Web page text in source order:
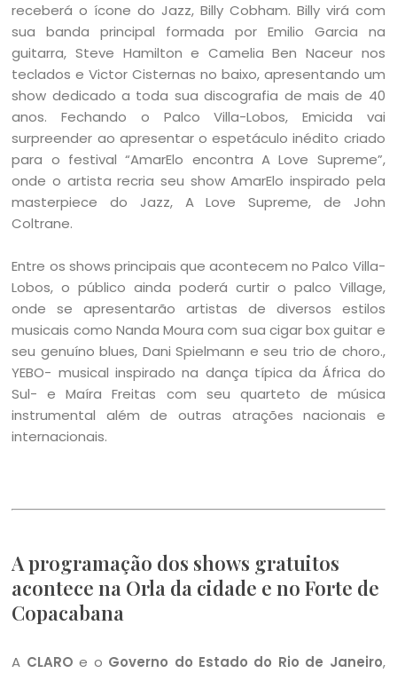
receberá o ícone do Jazz, Billy Cobham. Billy virá com
sua banda principal formada por Emilio Garcia na
guitarra, Steve Hamilton e Camelia Ben Naceur nos
teclados e Victor Cisternas no baixo, apresentando um
show dedicado a toda sua discografia de mais de 40
anos. Fechando o Palco Villa-Lobos, Emicida vai
surpreender ao apresentar o espetáculo inédito criado
para o festival “AmarElo encontra A Love Supreme”,
onde o artista recria seu show AmarElo inspirado pela
masterpiece do Jazz, A Love Supreme, de John
Coltrane.
Entre os shows principais que acontecem no Palco Villa-
Lobos, o público ainda poderá curtir o palco Village,
onde se apresentarão artistas de diversos estilos
musicais como Nanda Moura com sua cigar box guitar e
seu genuíno blues, Dani Spielmann e seu trio de choro.,
YEBO- musical inspirado na dança típica da África do
Sul- e Maíra Freitas com seu quarteto de música
instrumental além de outras atrações nacionais e
internacionais.
A programação dos shows gratuitos
acontece na Orla da cidade e no Forte de
Copacabana
A CLARO e o Governo do Estado do Rio de Janeiro,